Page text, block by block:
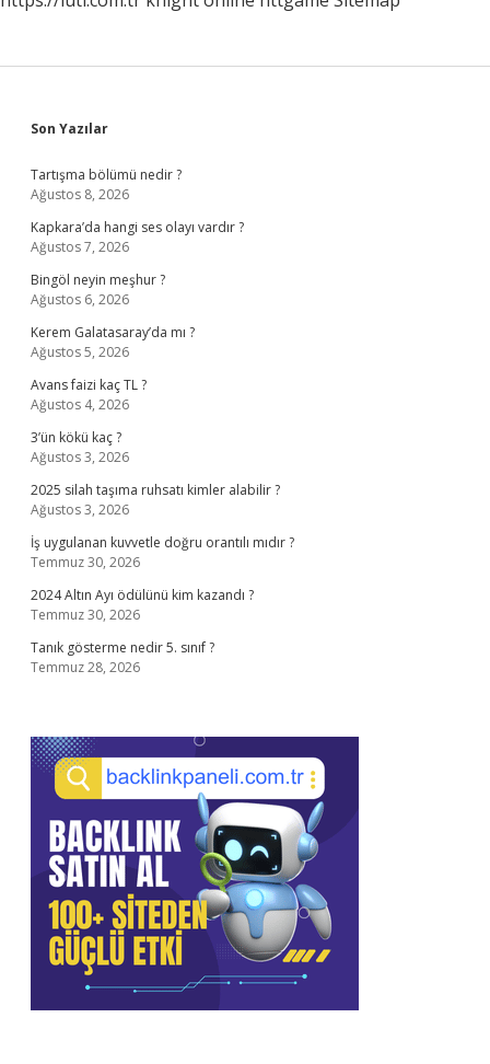
Sidebar
Son Yazılar
Tartışma bölümü nedir ?
Ağustos 8, 2026
Kapkara’da hangi ses olayı vardır ?
Ağustos 7, 2026
Bingöl neyin meşhur ?
Ağustos 6, 2026
Kerem Galatasaray’da mı ?
Ağustos 5, 2026
Avans faizi kaç TL ?
Ağustos 4, 2026
3’ün kökü kaç ?
Ağustos 3, 2026
2025 silah taşıma ruhsatı kimler alabilir ?
Ağustos 3, 2026
İş uygulanan kuvvetle doğru orantılı mıdır ?
Temmuz 30, 2026
2024 Altın Ayı ödülünü kim kazandı ?
Temmuz 30, 2026
Tanık gösterme nedir 5. sınıf ?
Temmuz 28, 2026